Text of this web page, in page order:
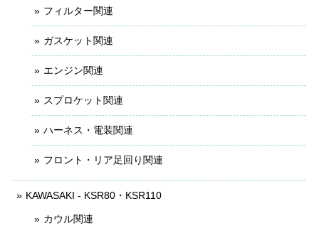
フィルター関連
ガスケット関連
エンジン関連
スプロケット関連
ハーネス・電装関連
フロント・リア足回り関連
KAWASAKI - KSR80・KSR110
カウル関連